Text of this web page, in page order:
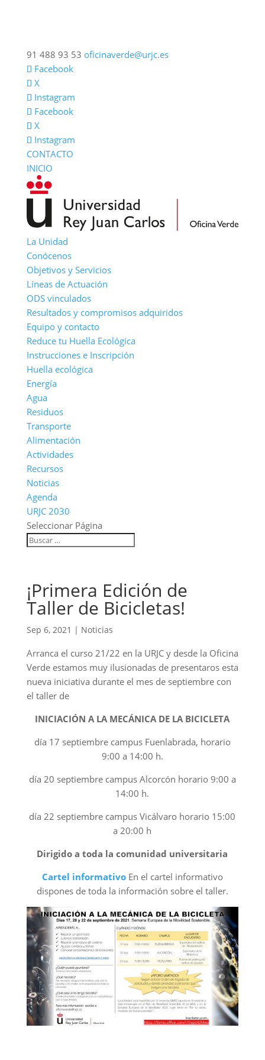
91 488 93 53 oficinaverde@urjc.es
Facebook
X
Instagram
Facebook
X
Instagram
CONTACTO
INICIO
La Unidad
Conócenos
Objetivos y Servicios
Líneas de Actuación
ODS vinculados
Resultados y compromisos adquiridos
Equipo y contacto
Reduce tu Huella Ecológica
Instrucciones e Inscripción
Huella ecológica
Energía
Agua
Residuos
Transporte
Alimentación
Actividades
Recursos
Noticias
Agenda
URJC 2030
Seleccionar Página
¡Primera Edición de
Taller de Bicicletas!
Sep 6, 2021 | Noticias
Arranca el curso 21/22 en la URJC y desde la Oficina
Verde estamos muy ilusionadas de presentaros esta
nueva iniciativa durante el mes de septiembre con
el taller de
INICIACIÓN A LA MECÁNICA DE LA BICICLETA
día 17 septiembre campus Fuenlabrada, horario
9:00 a 14:00 h.
día 20 septiembre campus Alcorcón horario 9:00 a
14:00 h.
día 22 septiembre campus Vicálvaro horario 15:00
a 20:00 h
Dirigido a toda la comunidad universitaria
Cartel informativo En el cartel informativo
dispones de toda la información sobre el taller.